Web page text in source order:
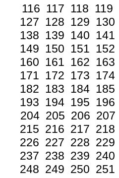
116 117 118 119
127 128 129 130
138 139 140 141
149 150 151 152
160 161 162 163
171 172 173 174
182 183 184 185
193 194 195 196
204 205 206 207
215 216 217 218
226 227 228 229
237 238 239 240
248 249 250 251